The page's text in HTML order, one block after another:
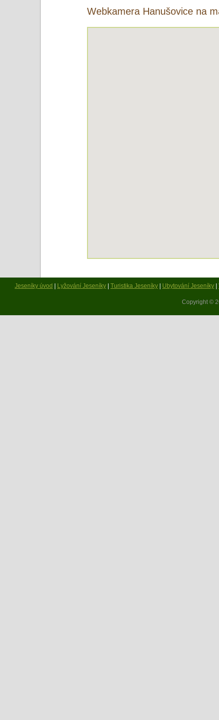
Webkamera Hanušovice na
Jeseníky úvod Lyžování Jeseníky Turistika Jeseníky Ubytování Jeseníky
Copyright ©